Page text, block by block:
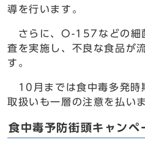
導を行います。
さらに、O-157などの細
査を実施し、不良な食品が
す。
10月までは食中毒多発時
取扱いも一層の注意を払い
食中毒予防街頭キャンペ